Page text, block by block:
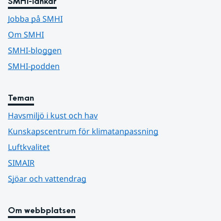
Jobba på SMHI
Om SMHI
SMHI-bloggen
SMHI-podden
Teman
Havsmiljö i kust och hav
Kunskapscentrum för klimatanpassning
Luftkvalitet
SIMAIR
Sjöar och vattendrag
Om webbplatsen